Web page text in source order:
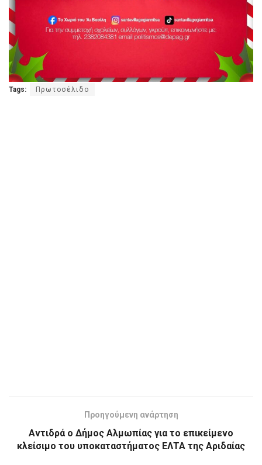
Tags: Πρωτοσέλιδο
Προηγούμενη ανάρτηση
Αντιδρά ο Δήμος Αλμωπίας για το επικείμενο
κλείσιμο του υποκαταστήματος ΕΛΤΑ της Αριδαίας